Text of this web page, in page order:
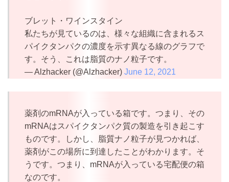
ブレット・ワインスタイン
私たちが見ているのは、様々な組織に含まれるス
パイクタンパクの濃度を示す異なる線のグラフで
す。そう、これは脂質のナノ粒子です。
— Alzhacker (@Alzhacker) June 12, 2021
薬剤のmRNAが入っている箱です。つまり、その
mRNAはスパイクタンパク質の製造を引き起こす
ものです。しかし、脂質ナノ粒子が見つかれば、
薬剤がこの場所に到達したことがわかります。そ
うです。つまり、mRNAが入っている宅配便の箱
なのです。